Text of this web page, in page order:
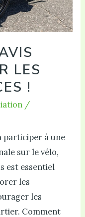
LES
!
/
participer à une
sur le vélo,
est essentiel
les
les
Comment